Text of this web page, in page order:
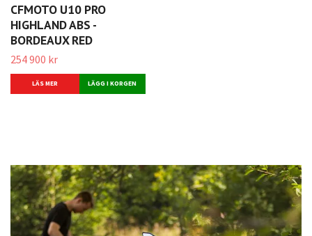
CFMOTO U10 PRO
HIGHLAND ABS -
BORDEAUX RED
254 900 kr
LÄS MER